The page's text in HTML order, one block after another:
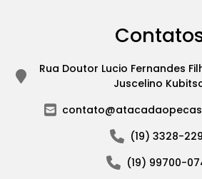
Rua Doutor Lucio Fernandes
Juscelino
(19) 3328-
(19) 99700-